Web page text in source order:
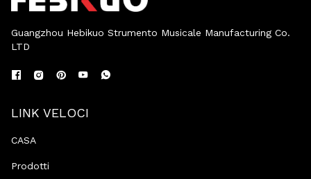
Guangzhou Hebikuo Strumento Musicale Manufacturing Co.
LTD
LINK VELOCI
CASA
Prodotti